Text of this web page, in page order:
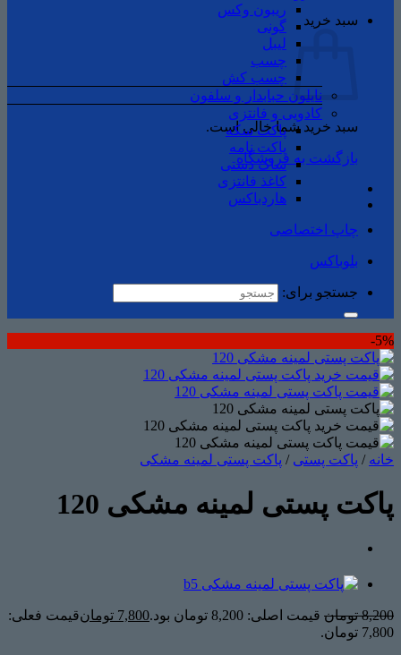
سبد خرید
سبد خرید شما خالی است.
بازگشت به فروشگاه
ریبون وکس
گونی
لیبل
چسب
چسب ‌کش
نایلون حبابدار و سلفون
کادویی و فانتزی
پاکت سکه
پاکت نامه
ساک دستی
کاغذ فانتزی
هاردباکس
چاپ اختصاصی
بلوباکس
جستجو برای:
5%-
خانه / پاکت پستی / پاکت پستی لمینه مشکی
پاکت پستی لمینه مشکی 120
8,200 تومان قیمت اصلی: 8,200 تومان بود. 7,800 تومانقیمت فعلی:
7,800 تومان.